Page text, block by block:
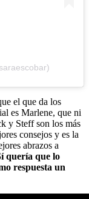
el que da los
es Marlene, que ni
y Steff son los más
consejos y es la
abrazos a
quería que lo
respuesta un